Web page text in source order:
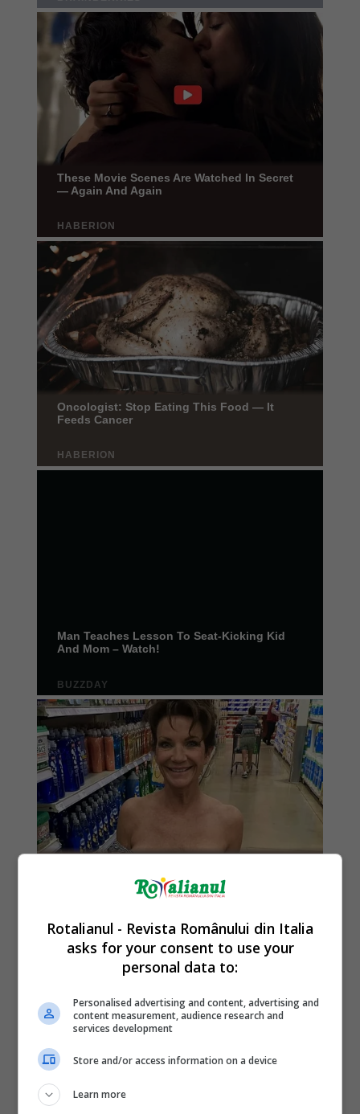
Rotalianul - Revista Românului din Italia
asks for your consent to use your
personal data to:
Personalised advertising and content, advertising and
content measurement, audience research and
services development
Store and/or access information on a device
Learn more